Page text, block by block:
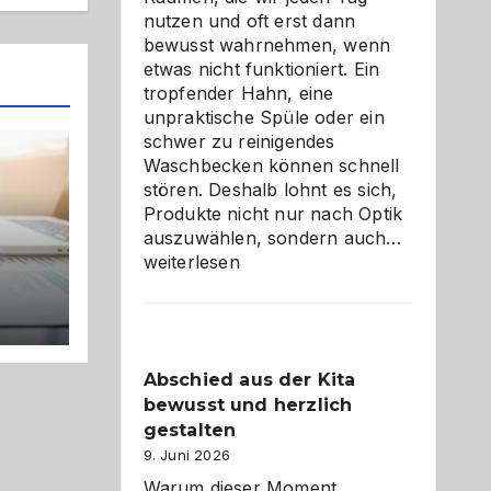
nutzen und oft erst dann
bewusst wahrnehmen, wenn
etwas nicht funktioniert. Ein
tropfender Hahn, eine
unpraktische Spüle oder ein
schwer zu reinigendes
Waschbecken können schnell
stören. Deshalb lohnt es sich,
Produkte nicht nur nach Optik
auszuwählen, sondern auch…
weiterlesen
Abschied aus der Kita
bewusst und herzlich
gestalten
9. Juni 2026